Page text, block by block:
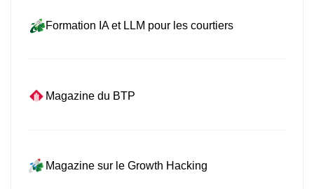
Formation IA et LLM pour les courtiers
Magazine du BTP
Magazine sur le Growth Hacking